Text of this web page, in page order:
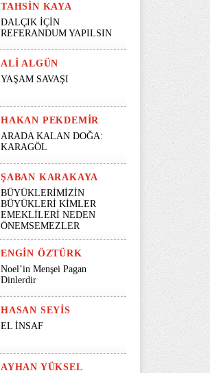
TAHSIN KAYA
DALÇIK İÇİN
REFERANDUM YAPILSIN
ALI ALGÜN
YAŞAM SAVAŞI
HAKAN PEKDEMIR
ARADA KALAN DOĞA:
KARAGÖL
ŞABAN KARAKAYA
BÜYÜKLERİMİZİN
BÜYÜKLERİ KİMLER
EMEKLİLERİ NEDEN
ÖNEMSEMEZLER
ENGIN ÖZTÜRK
Noel’in Menşei Pagan
Dinlerdir
HASAN SEYİS
EL İNSAF
AYHAN YÜKSEL